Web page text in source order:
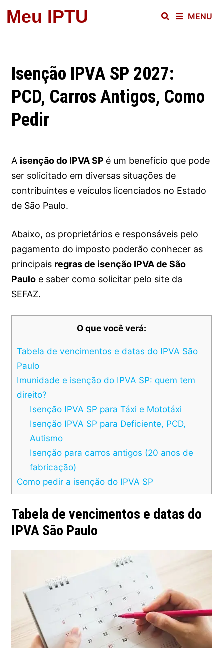
content
Meu IPTU MENU
Isenção IPVA SP 2027:
PCD, Carros Antigos, Como
Pedir
A isenção do IPVA SP é um benefício que pode
ser solicitado em diversas situações de
contribuintes e veículos licenciados no Estado
de São Paulo.
Abaixo, os proprietários e responsáveis pelo
pagamento do imposto poderão conhecer as
principais regras de isenção IPVA de São
Paulo e saber como solicitar pelo site da
SEFAZ.
O que você verá:
Tabela de vencimentos e datas do IPVA São
Paulo
Imunidade e isenção do IPVA SP: quem tem
direito?
Isenção IPVA SP para Táxi e Mototáxi
Isenção IPVA SP para Deficiente, PCD,
Autismo
Isenção para carros antigos (20 anos de
fabricação)
Como pedir a isenção do IPVA SP
Tabela de vencimentos e datas do
IPVA São Paulo